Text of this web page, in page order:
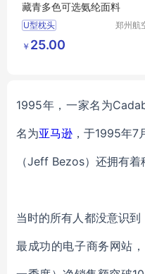
藏青多色可选氨纶面料
U型枕头
郑州航
￥ 25.00
1995年 ， 一家名为
名为亚马逊 ，于1995年7
（Jeff Bezos）还拥有着
当时的所有人都没意识
最成功的电子商务网站